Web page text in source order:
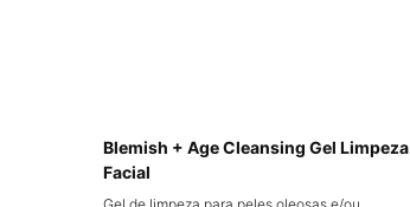
Blemish + Age Cleansing Gel Limpeza
Facial